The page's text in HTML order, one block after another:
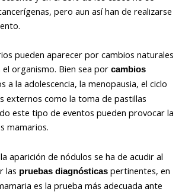
pero aun así han de realizarse
pueden aparecer por cambios naturales
organismo. Bien sea por cambios
a la adolescencia, la menopausia, el ciclo
externos como la toma de pastillas
este tipo de eventos pueden provocar la
mamarios.
aparición de nódulos se ha de acudir al
las pruebas diagnósticas pertinentes, en
es la prueba más adecuada ante